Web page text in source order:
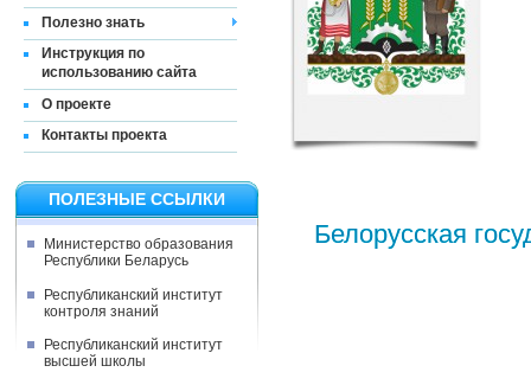
Полезно знать
Инструкция по
использованию сайта
О проекте
Контакты проекта
ПОЛЕЗНЫЕ ССЫЛКИ
Министерство образования
Республики Беларусь
Республиканский институт
контроля знаний
Республиканский институт
высшей школы
Белорусская